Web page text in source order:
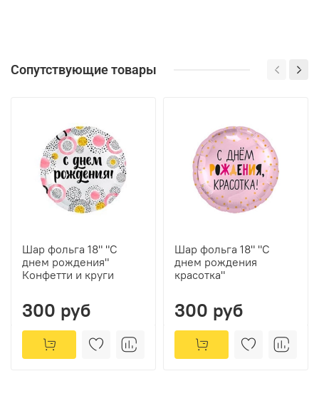
Сопутствующие товары
Шар фольга 18" "С
днем рождения"
Конфетти и круги
300 руб
Шар фольга 18" "С
днем рождения
красотка"
300 руб